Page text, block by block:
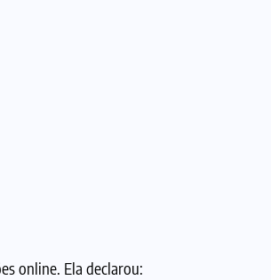
online. Ela declarou: